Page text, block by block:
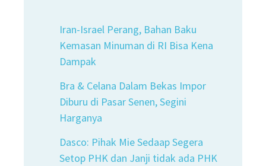
Iran-Israel Perang, Bahan Baku
Kemasan Minuman di RI Bisa Kena
Dampak
Bra & Celana Dalam Bekas Impor
Diburu di Pasar Senen, Segini
Harganya
Dasco: Pihak Mie Sedaap Segera
Setop PHK dan Janji tidak ada PHK